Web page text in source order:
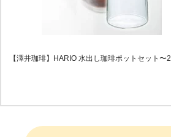
【澤井珈琲】HARIO 水出し珈琲ポットセット〜2